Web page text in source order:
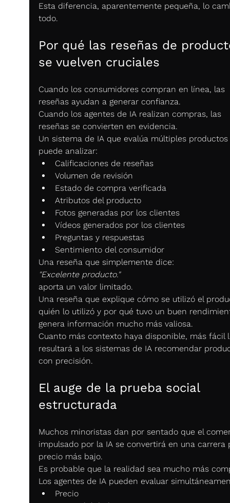
Esta diferencia, aparentemente pequeña, lo
todo.
Por qué las reseñas de
se vuelven cruciales
Cuando los consumidores compran en línea, las
reseñas ayudan a generar confianza.
Cuando los agentes de IA realizan compras, las
reseñas se convierten en evidencia.
Un sistema de IA que evalúa múltiples productos
puede analizar:
Calificaciones de reseñas
Volumen de revisión
Estado de compra verificada
Atributos del producto
Fotos generadas por los clientes
Vídeos generados por los clientes
Preguntas y respuestas
Sentimiento del consumidor
Una reseña que simplemente dice:
"Excelente producto."
aporta un valor limitado.
Una reseña que explique cómo se utilizó el
quién lo utilizó y por qué tuvo un buen
genera información mucho más valiosa.
Cuanto más contexto haya disponible, más fácil
resultará a los sistemas de IA recomendar
con precisión.
El auge de la prueba social
estructurada
Muchos minoristas dan por sentado que el
impulsado por la IA se convertirá en una carrera
precio más bajo.
Es probable que la realidad sea mucho más
Los agentes de IA pueden evaluar
Precio